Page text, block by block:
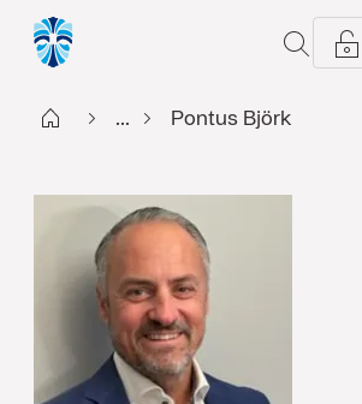
SÖK
Start ... Pontus Björk